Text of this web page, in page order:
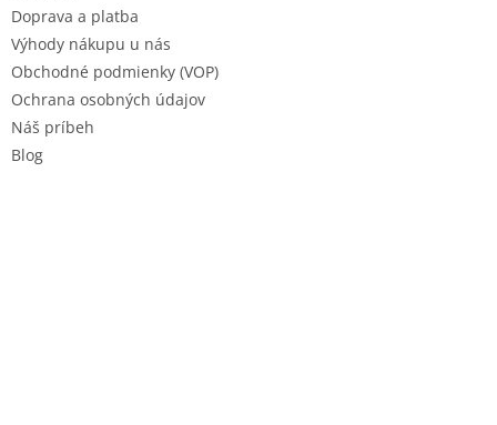
Doprava a platba
Výhody nákupu u nás
Obchodné podmienky (VOP)
Ochrana osobných údajov
Náš príbeh
Blog